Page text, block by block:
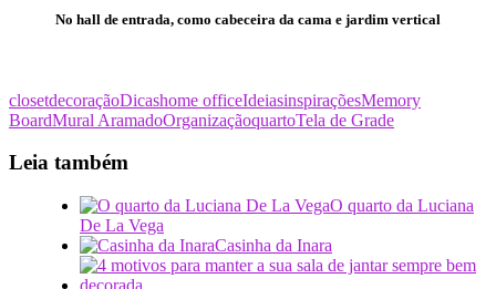
No hall de entrada, como cabeceira da cama e jardim vertical
closetdecoraçãoDicashome officeIdeiasinspiraçõesMemory
BoardMural AramadoOrganizaçãoquartoTela de Grade
Leia também
O quarto da Luciana
De La Vega
Casinha da Inara